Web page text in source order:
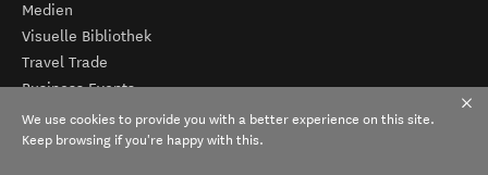
Medien
Visuelle Bibliothek
Travel Trade
Business Events
Tourismus Neuseeland
Veranstalter-Registrierung
We use cookies to provide you with a better experience on this site.
Keep browsing if you're happy with this.